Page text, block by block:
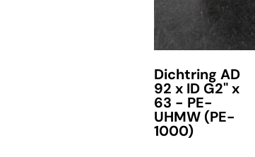
Dichtring AD
92 x ID G2" x
63 - PE-
UHMW (PE-
1000)